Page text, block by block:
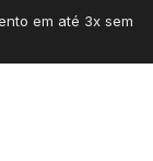
em até 3x sem